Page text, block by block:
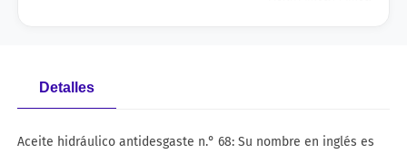
Detalles
Aceite hidráulico antidesgaste n.° 68: Su nombre en inglés es